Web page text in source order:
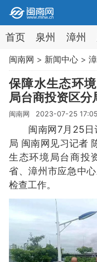
首页 泉州 漳州
闽南网 > 新闻中心>
保障水生态环
局台商投资区分
闽南网 2023-07-25 17:05
闽南网7月25日
局 闽南网见习记者
生态环境局台商投
省、漳州市应急中
检查工作。